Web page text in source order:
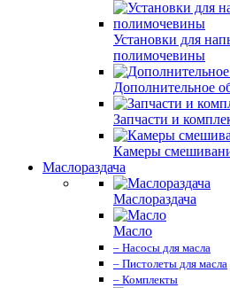
Установки для
полимочевины
Дополнительное
Запчасти и
Камеры
Маслораздача
Маслораздача
Масло
– Насосы для масла
– Пистолеты для масла
– Комплекты